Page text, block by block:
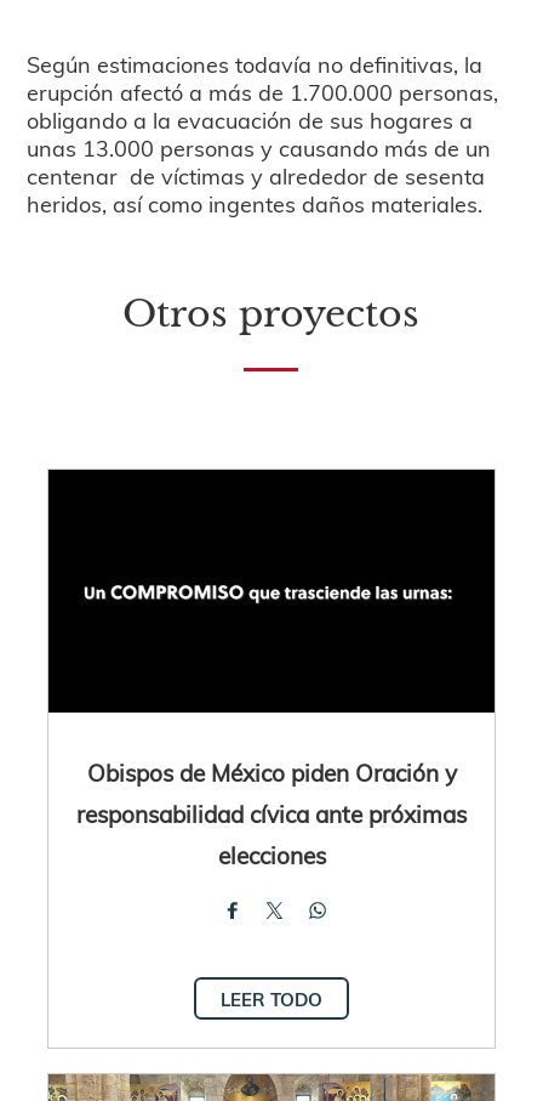
Según estimaciones todavía no definitivas, la
erupción afectó a más de 1.700.000 personas,
obligando a la evacuación de sus hogares a
unas 13.000 personas y causando más de un
centenar de víctimas y alrededor de sesenta
heridos, así como ingentes daños materiales.
Otros proyectos
Obispos de México piden Oración y
responsabilidad cívica ante próximas
elecciones
LEER TODO